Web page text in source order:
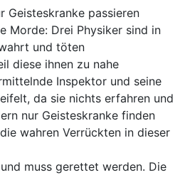
Geisteskranke passieren
Morde: Drei Physiker sind in
und töten
diese ihnen zu nahe
Inspektor und seine
da sie nichts erfahren und
nur Geisteskranke finden
wahren Verrückten in dieser
muss gerettet werden. Die